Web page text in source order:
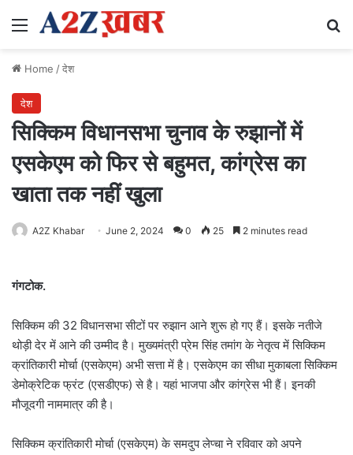
Menu
Home /देश
देश
सिक्किम विधानसभा चुनाव के रुझानों में
एसकेएम को फिर से बहुमत, कांग्रेस का
खाता तक नहीं खुला
A2Z Khabar June 2, 2024 0 25 2 minutes read
गंगटोक.
सिक्किम की 32 विधानसभा सीटों पर रुझान आने शुरू हो गए हैं। इसके नतीजे
थोड़ी देर में आने की उम्मीद है। मुख्यमंत्री प्रेम सिंह तमांग के नेतृत्व में सिक्किम
क्रांतिकारी मोर्चा (एसकेएम) अभी सत्ता में है। एसकेएम का सीधा मुकाबला सिक्किम
डेमोक्रेटिक फ्रंट (एसडीएफ) से है। यहां भाजपा और कांग्रेस भी हैं। इनकी
मौजूदगी नाममात्र की है।
सिक्किम क्रांतिकारी मोर्चा (एसकेएम) के समदुप लेप्चा ने रविवार को अपने